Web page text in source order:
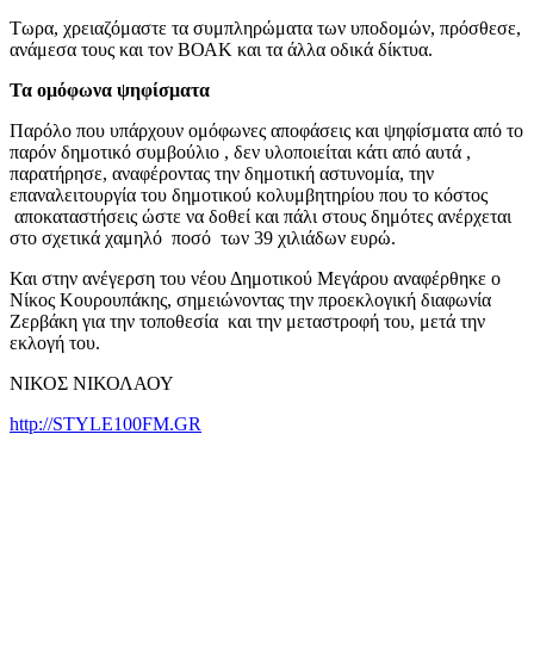
Τωρα, χρειαζόμαστε τα συμπληρώματα των υποδομών, πρόσθεσε,
ανάμεσα τους και τον ΒΟΑΚ και τα άλλα οδικά δίκτυα.
Τα ομόφωνα ψηφίσματα
Παρόλο που υπάρχουν ομόφωνες αποφάσεις και ψηφίσματα από το
παρόν δημοτικό συμβούλιο , δεν υλοποιείται κάτι από αυτά ,
παρατήρησε, αναφέροντας την δημοτική αστυνομία, την
επαναλειτουργία του δημοτικού κολυμβητηρίου που το κόστος
αποκαταστήσεις ώστε να δοθεί και πάλι στους δημότες ανέρχεται
στο σχετικά χαμηλό ποσό των 39 χιλιάδων ευρώ.
Και στην ανέγερση του νέου Δημοτικού Μεγάρου αναφέρθηκε ο
Νίκος Κουρουπάκης, σημειώνοντας την προεκλογική διαφωνία
Ζερβάκη για την τοποθεσία και την μεταστροφή του, μετά την
εκλογή του.
ΝΙΚΟΣ ΝΙΚΟΛΑΟΥ
http://STYLE100FM.GR